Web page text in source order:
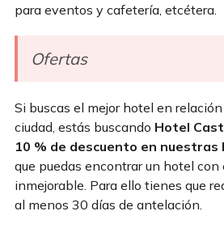
para eventos y cafetería, etcétera.
Ofertas
Si buscas el mejor hotel en
ciudad, estás buscando Hotel
10 % de descuento en nuestras
que puedas encontrar un hotel
inmejorable. Para ello tienes que
al menos 30 días de antelación.